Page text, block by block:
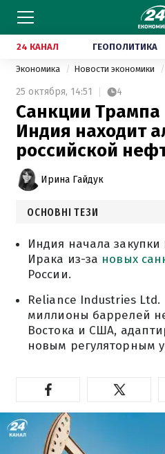
24 КАНАЛ ГЕОПОЛИТИКА
Экономика Новости экономики
25 октября, 14:51 4
Санкции Трампа
Индия находит
российской
Ирина Гайдук
ОСНОВНІ ТЕЗИ
Индия начала
Ирака из-за новых
России.
Reliance Industries
миллионы баррелей
Востока и США,
новым регуляторным